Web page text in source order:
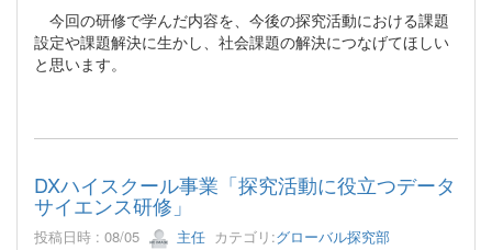
今回の研修で学んだ内容を、今後の探究活動における課題
設定や課題解決に生かし、社会課題の解決につなげてほしい
と思います。
DXハイスクール事業「探究活動に役立つデータ
サイエンス研修」
投稿日時 : 08/05 主任 カテゴリ:グローバル探究部